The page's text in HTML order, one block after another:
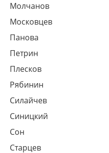
Молчанов
Московцев
Панова
Петрин
Плесков
Рябинин
Силайчев
Синицкий
Сон
Старцев